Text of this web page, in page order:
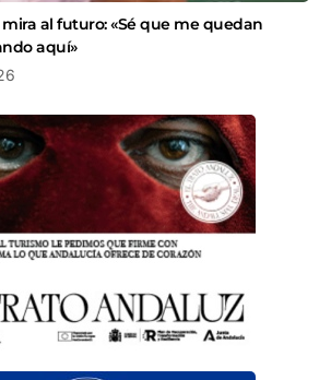
al futuro: «Sé que me quedan
aquí»